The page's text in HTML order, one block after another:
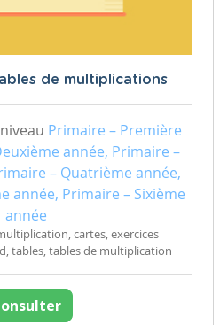
de multiplications
Primaire – Première
année, Primaire –
– Quatrième année,
année, Primaire – Sixième
année
cartes, exercices
tables, tables de multiplication